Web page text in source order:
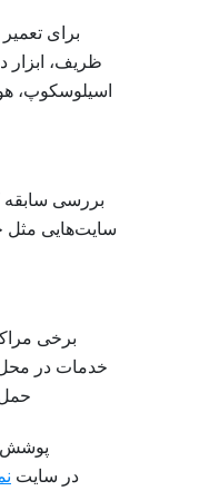
برای
ظریف، ابزار
اسیلوسکوپ،
بررسی سابقه
سایت‌هایی مثل
برخی
خدمات در محل
پوشش
در سایت